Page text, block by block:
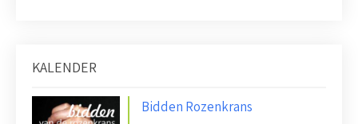
KALENDER
Bidden Rozenkrans